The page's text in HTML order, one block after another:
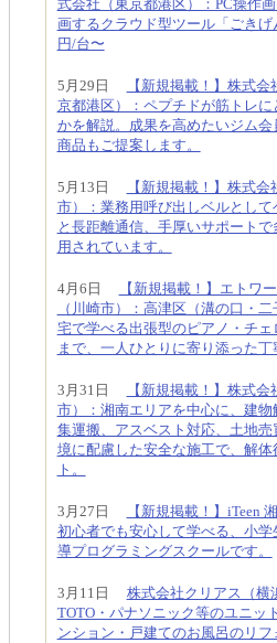
式会社（東京都港区）：PC操作
画するクラウド型ツール「ごき
円/台〜
5月29日
【新規掲載！】株式
京都港区）：ペプチドが筋トレ
かを解説。成果を高めたいジム
商品もご提案します。
5月13日
【新規掲載！】株式
市）：業務用呼び出しベルとし
と長距離通信、手厚いサポート
用されています。
4月6日
【新規掲載！】エトワ
（川崎市）：高津区（溝の口・
宅で学べる出張型のピアノ・チ
まで、一人ひとりに寄り添った
3月31日
【新規掲載！】株式
市）：湘南エリアを中心に、建
集運搬、アスベスト対応、土地
境に配慮した安全な施工で、解
ト。
3月27日
【新規掲載！】iTeen
初心者でも安心して学べる、小
導プログラミングスクールです。
3月11日 株式会社クリアス（横
TOTO・パナソニック等のユニッ
ンション・戸建てのお風呂のリ